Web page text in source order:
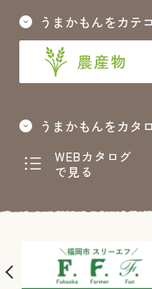
うまかもんをカテ
農産物
うまかもんをカタ
WEBカタログ
で見る